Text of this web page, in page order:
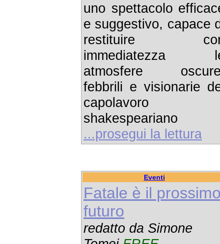
uno spettacolo
e suggestivo, capace
restituire
immediatezza
atmosfere
febbrili e visionarie
capolavoro
shakespeariano
...prosegui la lettura
Eventi
Fatale è il
futuro
redatto da Simone